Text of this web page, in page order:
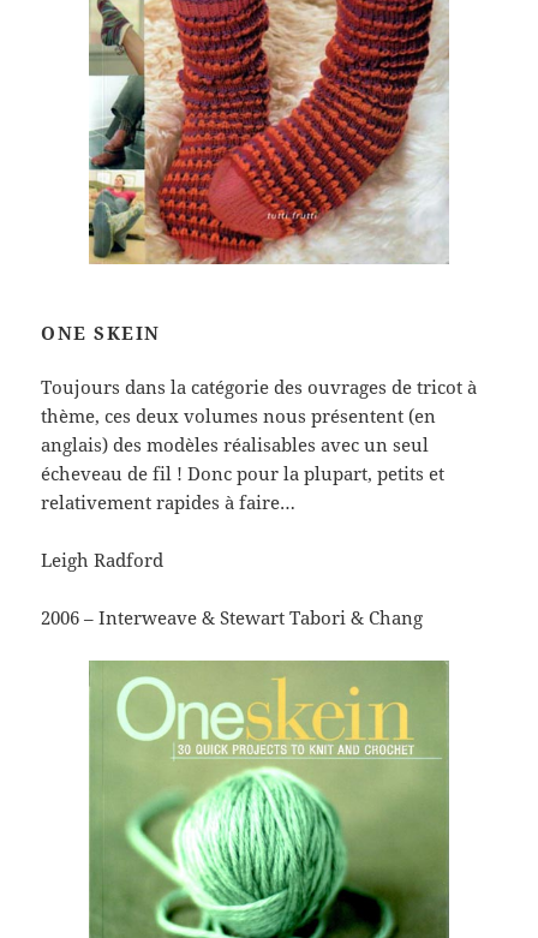
ONE SKEIN
Toujours dans la catégorie des ouvrages de tricot à
thème, ces deux volumes nous présentent (en
anglais) des modèles réalisables avec un seul
écheveau de fil ! Donc pour la plupart, petits et
relativement rapides à faire…
Leigh Radford
2006 – Interweave & Stewart Tabori & Chang